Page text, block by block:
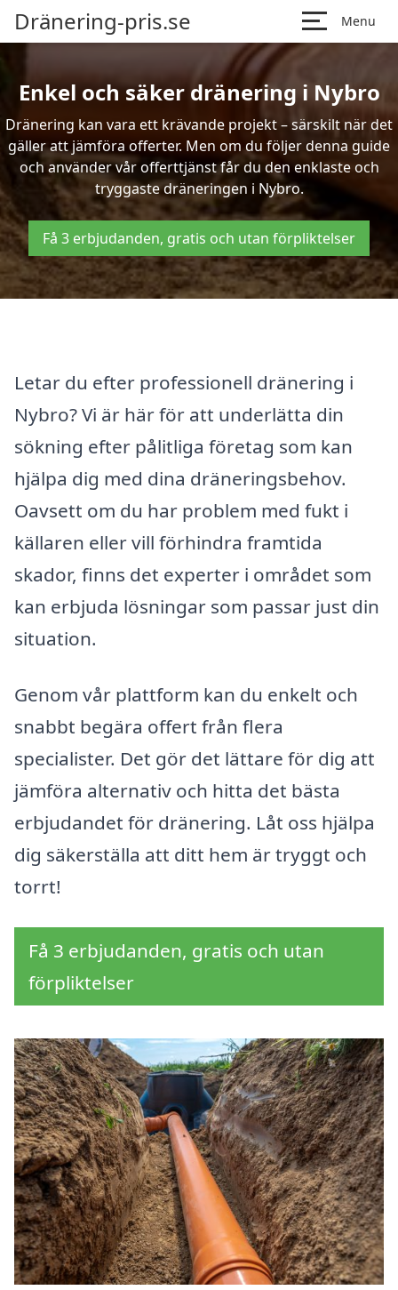
Dränering-pris.se Menu
Enkel och säker dränering i Nybro
Dränering kan vara ett krävande projekt – särskilt när det
gäller att jämföra offerter. Men om du följer denna guide
och använder vår offerttjänst får du den enklaste och
tryggaste dräneringen i Nybro.
Få 3 erbjudanden, gratis och utan förpliktelser
Letar du efter professionell dränering i
Nybro? Vi är här för att underlätta din
sökning efter pålitliga företag som kan
hjälpa dig med dina dräneringsbehov.
Oavsett om du har problem med fukt i
källaren eller vill förhindra framtida
skador, finns det experter i området som
kan erbjuda lösningar som passar just din
situation.
Genom vår plattform kan du enkelt och
snabbt begära offert från flera
specialister. Det gör det lättare för dig att
jämföra alternativ och hitta det bästa
erbjudandet för dränering. Låt oss hjälpa
dig säkerställa att ditt hem är tryggt och
torrt!
Få 3 erbjudanden, gratis och utan
förpliktelser